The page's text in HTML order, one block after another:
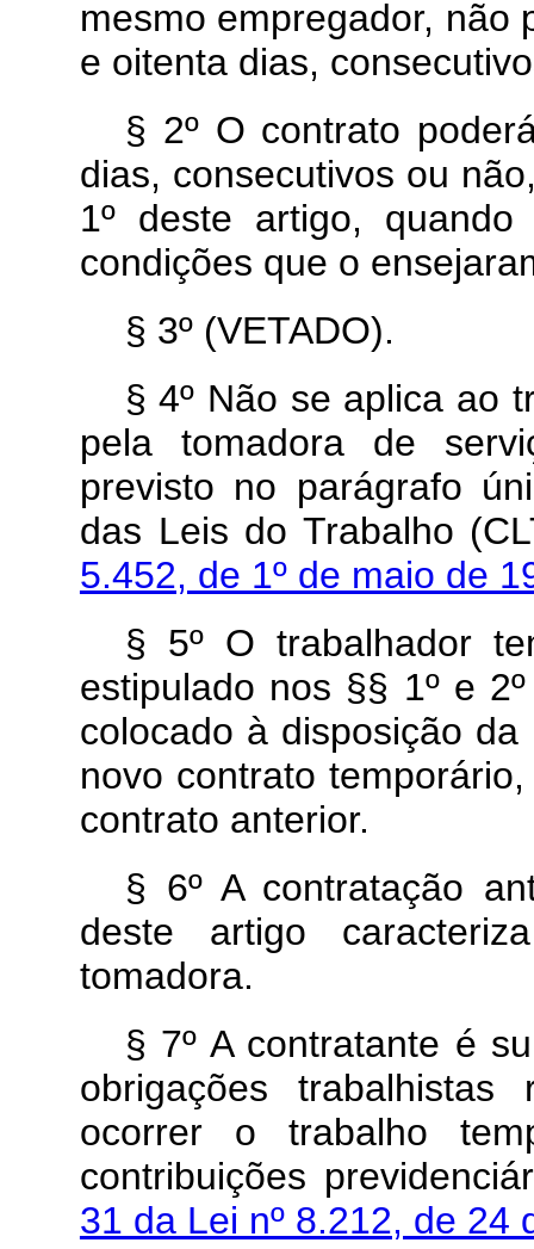
mesmo empregador, não
e oitenta dias,
§ 2º O contrato
dias, consecutivos ou
1º deste artigo,
condições que o
§ 3º (VETADO).
§ 4º Não se aplica ao
pela tomadora de
previsto no parágrafo
das Leis do Trabalho
5.452, de 1º de maio de
§ 5º O trabalhador
estipulado nos §§ 1º e
colocado à disposição
novo contrato
contrato anterior.
§ 6º A contratação
deste artigo
tomadora.
§ 7º A contratante é
obrigações
ocorrer o trabalho
contribuições
31 da Lei nº 8.212, de